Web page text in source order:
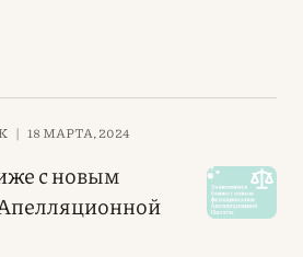
| 18 МАРТА, 2024
с новым